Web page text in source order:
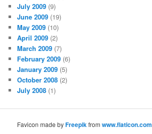
July 2009 (9)
June 2009 (19)
May 2009 (10)
April 2009 (2)
March 2009 (7)
February 2009 (6)
January 2009 (5)
October 2008 (2)
July 2008 (1)
Favicon made byFreepikfromwww.flaticon.com